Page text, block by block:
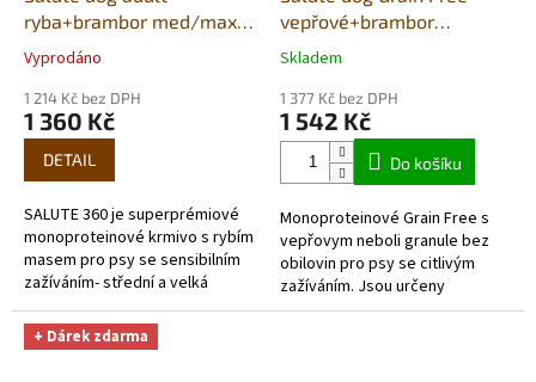
A
R
ryba+brambor med/maxi
12kg
Průměrné
produktu
je
hvězdiček.
Vyprodáno
1 214 Kč bez DPH
1 360 Kč
DETAIL
SALUTE 360 je superprémiové
monoproteinové krmivo s rybím
masem pro psy se sensibilním
zažíváním- střední a velká
plemena.Je výjimečné použitím
jediného zdroje živočišných...
A
R
vepřové+brambor
med/max 12Kg
Průměrné
produktu
je
hvězdiček.
Skladem
1 377 Kč bez DPH
1 542 Kč
Do košíku
Monoproteinové Grain Free s
vepřovym neboli granule bez
obilovin pro psy se citlivým
zažíváním. Jsou určeny
pejskům s alergií či
+ Dárek zdarma